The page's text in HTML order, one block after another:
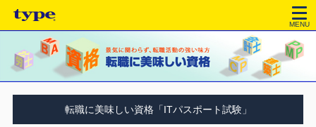
MENU
転職に美味しい資格「ITパスポート試験」